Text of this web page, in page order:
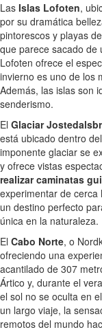
Las Islas Lofoten,
por su dramática
pintorescos y playas
que parece sacado de
Lofoten ofrece el
invierno es uno de los
Además, las islas son
senderismo.
El Glaciar
está ubicado dentro
imponente glaciar se
y ofrece vistas
realizar caminatas
experimentar de cerca
un destino perfecto
única en la naturaleza.
El Cabo Norte, o
ofreciendo una
acantilado de 307
Ártico y, durante el
el sol no se oculta en
un largo viaje, la
remotos del mundo